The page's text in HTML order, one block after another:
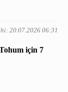
20.07.2026 06:31
için 7